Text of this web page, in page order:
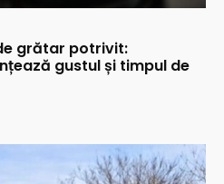
grătar potrivit:
gustul și timpul de